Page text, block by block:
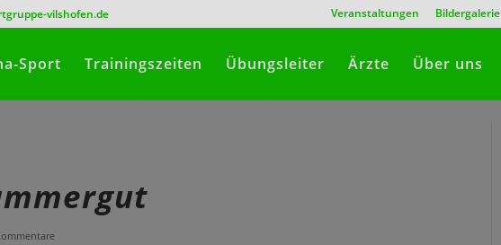
vilshofen.de Veranstaltungen Bildergalerie
Sport Trainingszeiten Übungsleiter Ärzte Über uns